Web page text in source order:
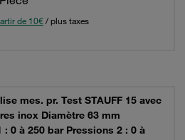
de 10€/ plus taxes
mes. pr. Test STAUFF 15 avec
inox Diamètre 63 mm
: 0 à 250 bar Pressions 2 : 0 à